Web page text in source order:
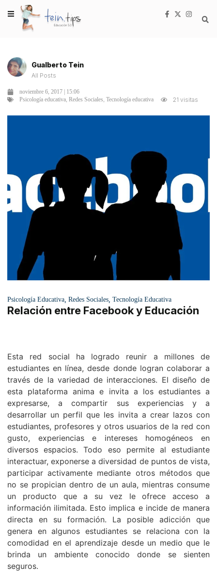
Gualberto Tein
All Posts
noviembre 6, 2017 | 15:06
Psicología educativa, Redes Sociales, Tecnología educativa 21 visitas
Psicología Educativa Redes Sociales Tecnología Educativa
Relación entre Facebook y Educación
Esta red social ha logrado reunir a millones de
estudiantes en línea, desde donde logran colaborar a
través de la variedad de interacciones. El diseño de
esta plataforma anima e invita a los estudiantes a
expresarse, a compartir sus experiencias y a
desarrollar un perfil que les invita a crear lazos con
estudiantes, profesores y otros usuarios de la red con
gusto, experiencias e intereses homogéneos en
diversos espacios. Todo eso permite al estudiante
interactuar, exponerse a diversidad de puntos de vista,
participar activamente mediante otros métodos que
no se propician dentro de un aula, mientras consume
un producto que a su vez le ofrece acceso a
información ilimitada. Esto implica e incide de manera
directa en su formación. La posible adicción que
genera en algunos estudiantes se relaciona con la
comodidad en el aprendizaje desde un medio que le
brinda un ambiente conocido donde se sienten
seguros.